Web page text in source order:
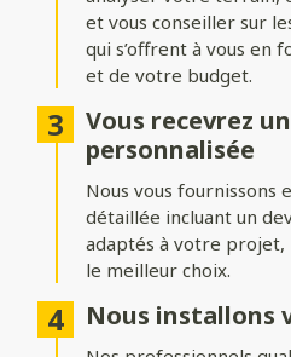
Bombé ou bombé inversé: des
effet plus traditionnel.
Chapeau de gendarme ou
: une touche classique et raffinée.
Occultation
Adaptez le niveau d’intimité et
Portail plein: : pour une intimité
Portail semi-ajouré
et vous conseiller sur
qui s’offrent à vous en
et de votre budget.
Vous recevrez
personnalisée
Nous vous fournissons
détaillée incluant un
adaptés à votre projet,
le meilleur choix.
Nous installons